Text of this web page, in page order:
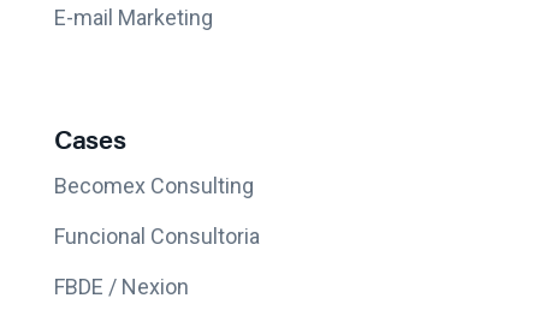
E-mail Marketing
Cases
Becomex Consulting
Funcional Consultoria
FBDE / Nexion